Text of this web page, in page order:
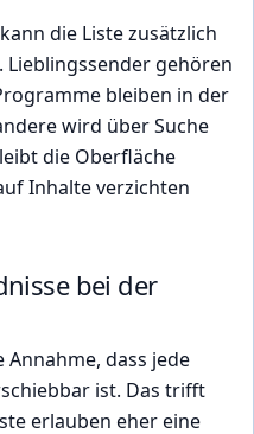
die Liste zusätzlich
gehören
bleiben in der
wird über Suche
die Oberfläche
Inhalte verzichten
bei der
dass jede
ist. Das trifft
erlauben eher eine